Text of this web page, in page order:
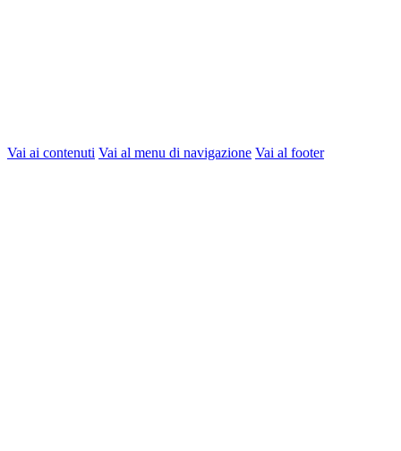
Vai ai contenuti Vai al menu di navigazione Vai al footer